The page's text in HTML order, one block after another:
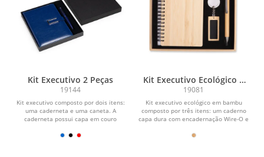
Kit Executivo 2 Peças
19144
Kit executivo composto por dois itens:
uma caderneta e uma caneta. A
caderneta possui capa em couro
Kit Executivo Ecológico 3
Peças
19081
Kit executivo ecológico em bambu
composto por três itens: um caderno
capa dura com encadernação Wire-O e